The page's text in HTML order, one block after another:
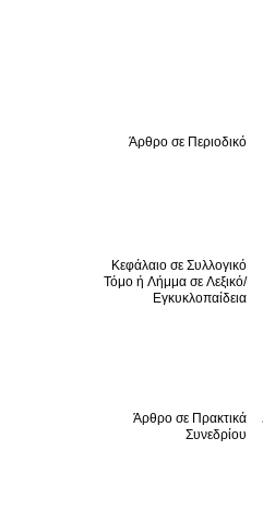
Άρθρο σε Περιοδικό
Κεφάλαιο σε Συλλογικό
Τόμο ή Λήμμα σε Λεξικό/
Εγκυκλοπαίδεια
Άρθρο σε Πρακτικά
Συνεδρίου